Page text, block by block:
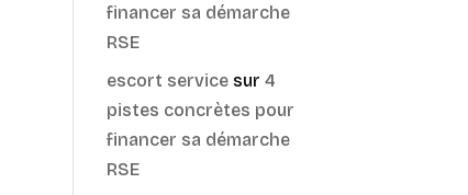
financer sa démarche
RSE
escort service sur4
pistes concrètes pour
financer sa démarche
RSE